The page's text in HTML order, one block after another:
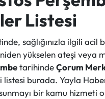
Listesi
sağlığınızla ilgili
yükselen ateşi veya
tarihindeÇorum
listesi burada. Yayla
sunmayı bir kamu